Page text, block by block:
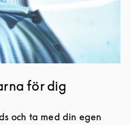
för dig
och ta med din egen